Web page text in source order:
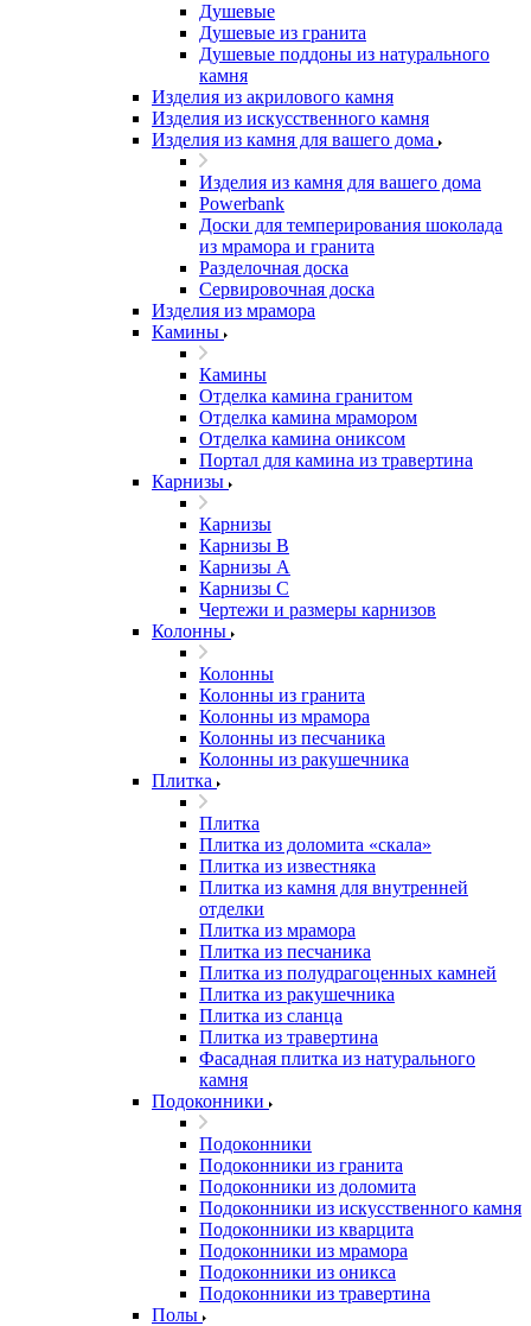
Душевые
Душевые из гранита
Душевые поддоны из натурального
камня
Изделия из акрилового камня
Изделия из искусственного камня
Изделия из камня для вашего дома
Изделия из камня для вашего дома
Powerbank
Доски для темперирования шоколада
из мрамора и гранита
Разделочная доска
Сервировочная доска
Изделия из мрамора
Камины
Камины
Отделка камина гранитом
Отделка камина мрамором
Отделка камина ониксом
Портал для камина из травертина
Карнизы
Карнизы
Карнизы B
Карнизы А
Карнизы С
Чертежи и размеры карнизов
Колонны
Колонны
Колонны из гранита
Колонны из мрамора
Колонны из песчаника
Колонны из ракушечника
Плитка
Плитка
Плитка из доломита «скала»
Плитка из известняка
Плитка из камня для внутренней
отделки
Плитка из мрамора
Плитка из песчаника
Плитка из полудрагоценных камней
Плитка из ракушечника
Плитка из сланца
Плитка из травертина
Фасадная плитка из натурального
камня
Подоконники
Подоконники
Подоконники из гранита
Подоконники из доломита
Подоконники из искусственного камня
Подоконники из кварцита
Подоконники из мрамора
Подоконники из оникса
Подоконники из травертина
Полы